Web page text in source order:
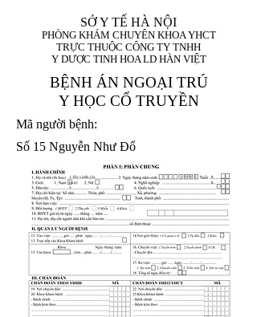
SỞ Y TẾ HÀ NỘI
PHÒNG KHÁM CHUYÊN KHOA YHCT
TRỰC THUỘC CÔNG TY TNHH
Y DƯỢC TINH HOA LD HÀN VIỆT
BỆNH ÁN NGOẠI TRÚ
Y HỌC CỔ TRUYỀN
Mã người bệnh:
Số 15 Nguyễn Như Đổ
1. Họ và tên (In
hoa):
1 9 9 5
8
8
X
X